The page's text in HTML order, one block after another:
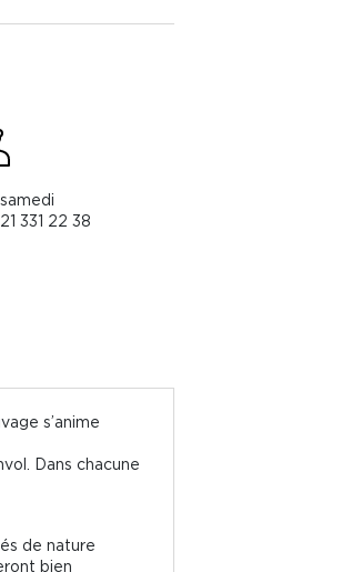
331 22 38
s’anime
Dans chacune
de nature
bien